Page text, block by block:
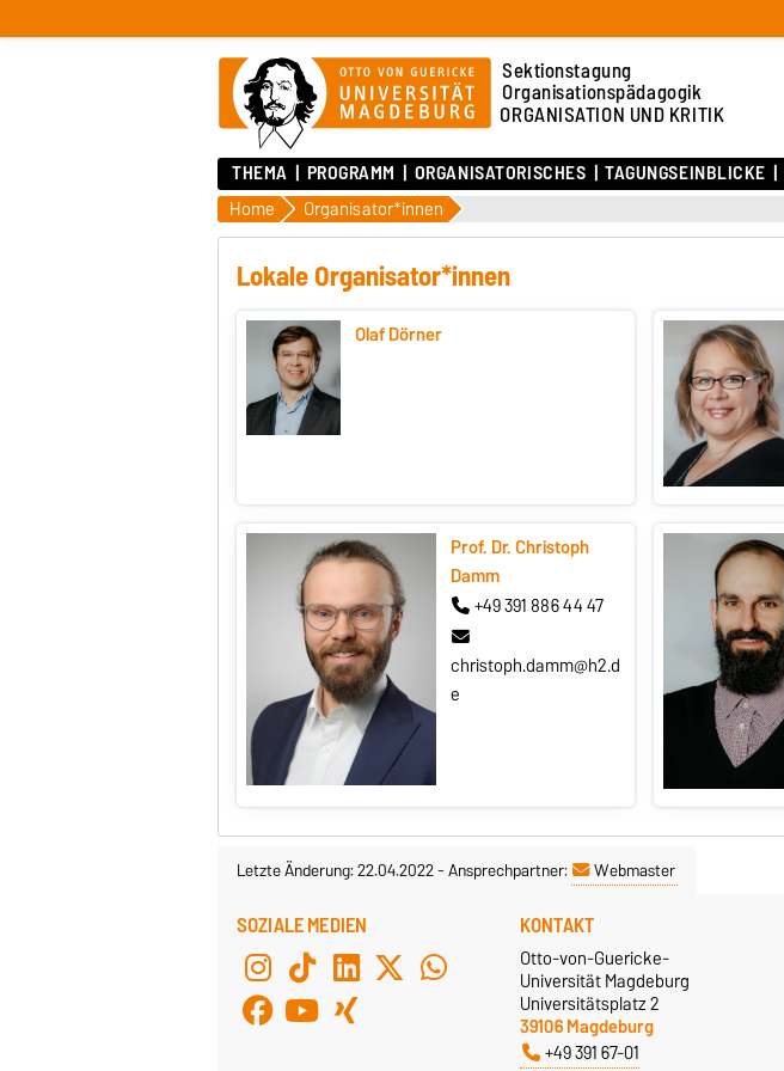
Sektionstagung
Organisationspädagogik
ORGANISATION UND KRITIK
THEMA PROGRAMM ORGANISATORISCHES TAGUNGSEINBLICKE
Home Organisator*innen
Lokale Organisator*innen
Olaf Dörner
Prof. Dr. Christoph
Damm
+49 391 886 44 47
christoph.damm@h2.d
e
Letzte Änderung: 22.04.2022-Ansprechpartner: Webmaster
SOZIALE MEDIEN KONTAKT
Otto-von-Guericke-
Universität Magdeburg
Universitätsplatz 2
39106 Magdeburg
+49 391 67-01